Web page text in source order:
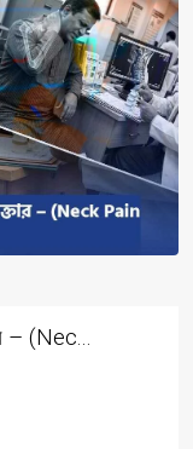
– (Nec...